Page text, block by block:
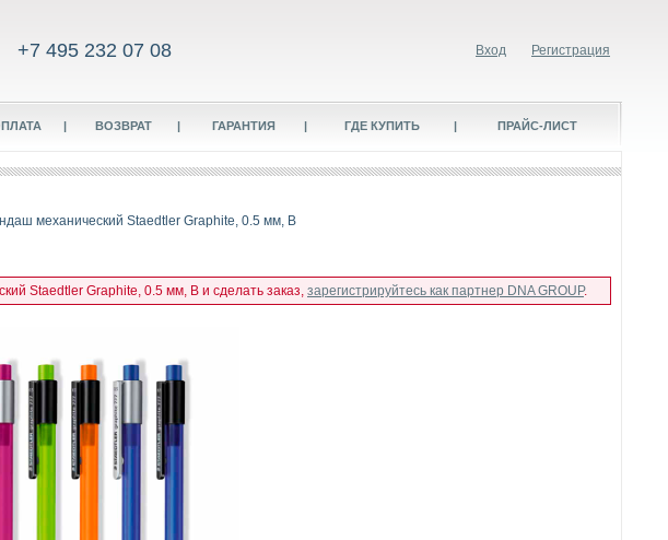
+7 495 232 07 08 Вход Регистрация
| ВОЗВРАТ | ГАРАНТИЯ | ГДЕ КУПИТЬ | ПРАЙС-ЛИСТ
механический Staedtler Graphite, 0.5 мм, B
Staedtler Graphite, 0.5 мм, B и сделать заказ, зарегистрируйтесь как партнер DNA GROUP.